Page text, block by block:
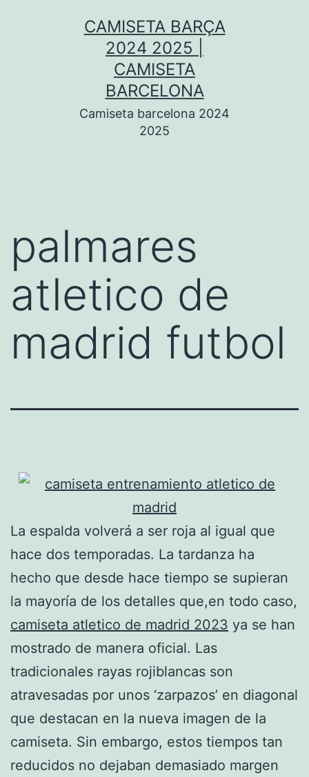
CAMISETA BARÇA
2024 2025 |
CAMISETA
BARCELONA
Camiseta barcelona 2024
2025
palmares
atletico de
madrid futbol
La espalda volverá a ser roja al igual que
hace dos temporadas. La tardanza ha
hecho que desde hace tiempo se supieran
la mayoría de los detalles que,en todo caso,
camiseta atletico de madrid 2023 ya se han
mostrado de manera oficial. Las
tradicionales rayas rojiblancas son
atravesadas por unos ‘zarpazos’ en diagonal
que destacan en la nueva imagen de la
camiseta. Sin embargo, estos tiempos tan
reducidos no dejaban demasiado margen